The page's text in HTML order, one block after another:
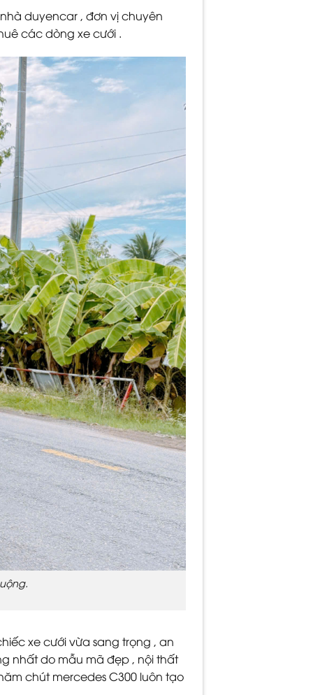
duyencar , đơn vị chuyên
các dòng xe cưới .
xe cưới vừa sang trọng , an
nhất do mẫu mã đẹp , nội thất
chút mercedes C300 luôn tạo